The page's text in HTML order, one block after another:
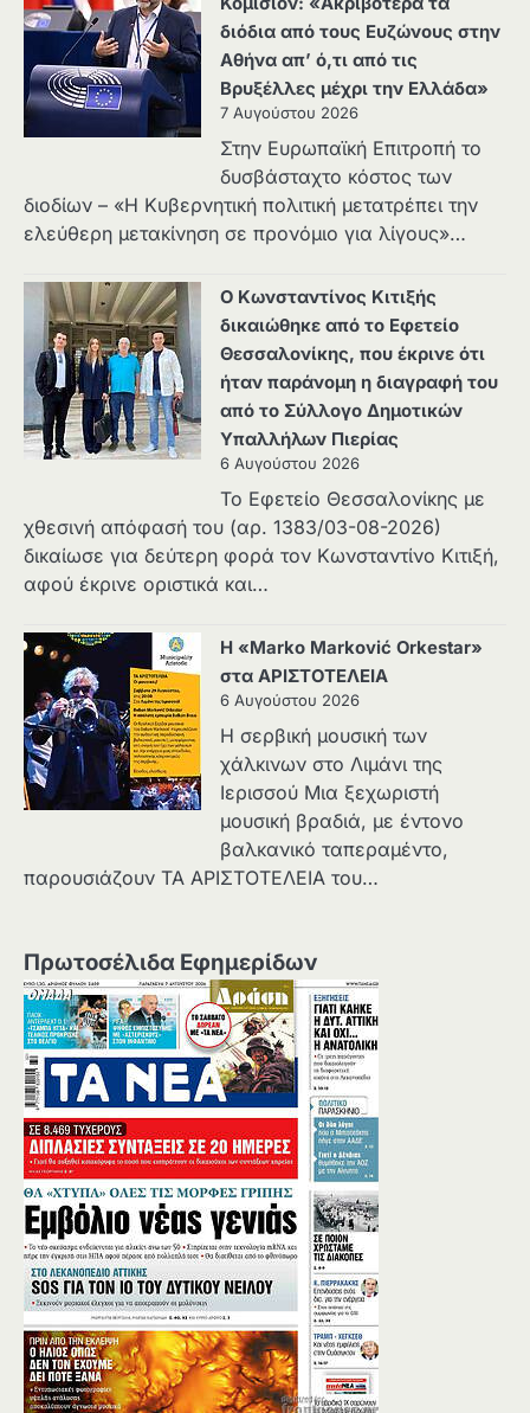
διόδια από τους Ευζώνους στην
Αθήνα απ’ ό,τι από τις
Βρυξέλλες μέχρι την Ελλάδα»
7 Αυγούστου 2026
Στην Ευρωπαϊκή Επιτροπή το
δυσβάσταχτο κόστος των
διοδίων – «Η Κυβερνητική πολιτική μετατρέπει την
ελεύθερη μετακίνηση σε προνόμιο για λίγους»…
Ο Κωνσταντίνος Κιτιξής
δικαιώθηκε από το Εφετείο
Θεσσαλονίκης, που έκρινε ότι
ήταν παράνομη η διαγραφή του
από το Σύλλογο Δημοτικών
Υπαλλήλων Πιερίας
6 Αυγούστου 2026
Το Εφετείο Θεσσαλονίκης με
χθεσινή απόφασή του (αρ. 1383/03-08-2026)
δικαίωσε για δεύτερη φορά τον Κωνσταντίνο Κιτιξή,
αφού έκρινε οριστικά και…
Η «Marko Marković Orkestar»
στα ΑΡΙΣΤΟΤΕΛΕΙΑ
6 Αυγούστου 2026
Η σερβική μουσική των
χάλκινων στο Λιμάνι της
Ιερισσού Μια ξεχωριστή
μουσική βραδιά, με έντονο
βαλκανικό ταπεραμέντο,
παρουσιάζουν ΤΑ ΑΡΙΣΤΟΤΕΛΕΙΑ του…
Πρωτοσέλιδα Εφημερίδων